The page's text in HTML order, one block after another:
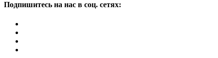
Подпишитесь на нас в соц. сетях: